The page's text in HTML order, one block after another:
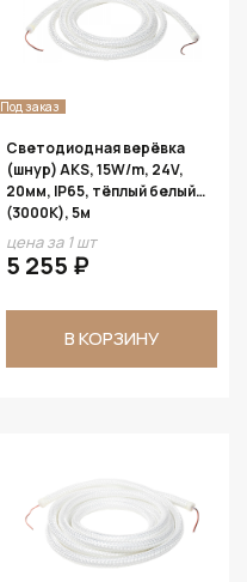
Под заказ
Светодиодная верёвка
(шнур) AKS, 15W/m, 24V,
20мм, IP65, тёплый белый
(3000K), 5м
цена за 1 шт
5 255 ₽
В КОРЗИНУ